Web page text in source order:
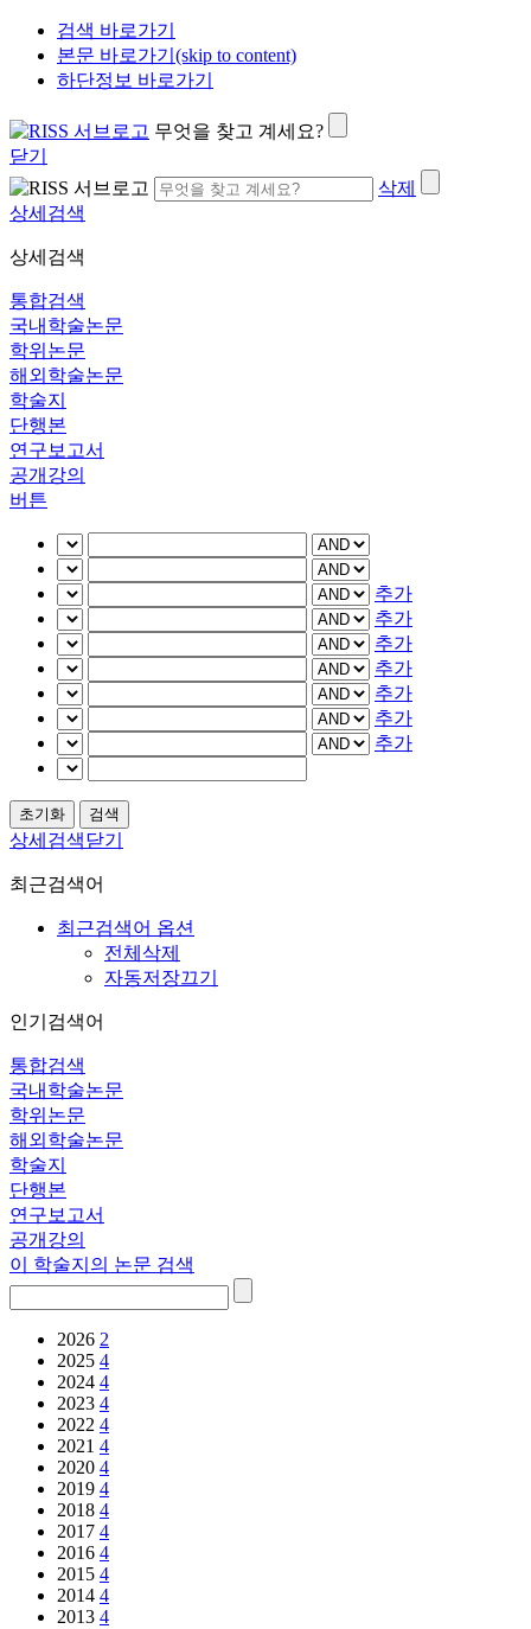
검색 바로가기
본문 바로가기(skip to content)
하단정보 바로가기
무엇을 찾고 계세요?
닫기
삭제
상세검색
상세검색
통합검색
국내학술논문
학위논문
해외학술논문
학술지
단행본
연구보고서
공개강의
버튼
추가
추가
추가
추가
추가
추가
추가
상세검색닫기
최근검색어
최근검색어 옵션
전체삭제
자동저장끄기
인기검색어
통합검색
국내학술논문
학위논문
해외학술논문
학술지
단행본
연구보고서
공개강의
이 학술지의 논문 검색
2026 2
2025 4
2024 4
2023 4
2022 4
2021 4
2020 4
2019 4
2018 4
2017 4
2016 4
2015 4
2014 4
2013 4